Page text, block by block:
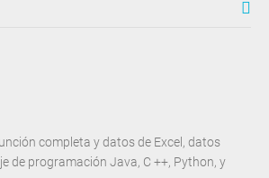
completa y datos de Excel, datos
de programación Java, C ++, Python, y